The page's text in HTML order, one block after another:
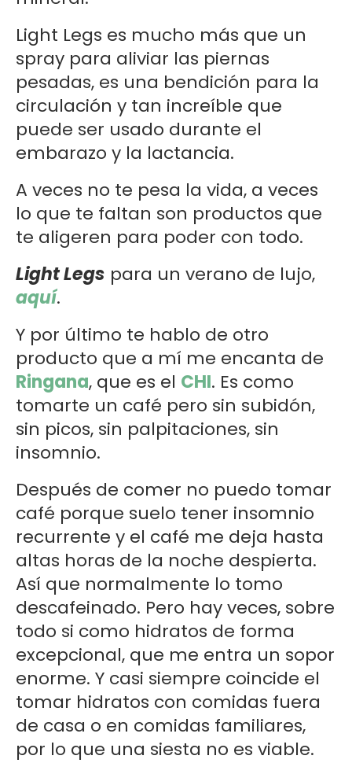
Light Legs es mucho más que un
spray para aliviar las piernas
pesadas, es una bendición para la
circulación y tan increíble que
puede ser usado durante el
embarazo y la lactancia.
A veces no te pesa la vida, a veces
lo que te faltan son productos que
te aligeren para poder con todo.
Light Legs para un verano de lujo,
aquí.
Y por último te hablo de otro
producto que a mí me encanta de
Ringana, que es el CHI. Es como
tomarte un café pero sin subidón,
sin picos, sin palpitaciones, sin
insomnio.
Después de comer no puedo tomar
café porque suelo tener insomnio
recurrente y el café me deja hasta
altas horas de la noche despierta.
Así que normalmente lo tomo
descafeinado. Pero hay veces, sobre
todo si como hidratos de forma
excepcional, que me entra un sopor
enorme. Y casi siempre coincide el
tomar hidratos con comidas fuera
de casa o en comidas familiares,
por lo que una siesta no es viable.